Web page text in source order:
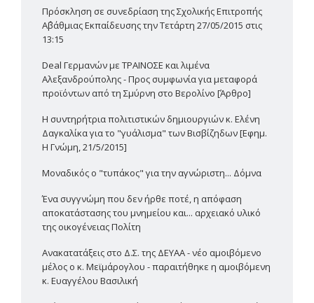
Πρόσκληση σε συνεδρίαση της Σχολικής Επιτροπής
Α΄βάθμιας Εκπαίδευσης την Τετάρτη 27/05/2015 στις
13:15
Deal Γερμανών με ΤΡΑΙΝΟΣΕ και λιμένα
Αλεξανδρούπολης - Προς συμφωνία για μεταφορά
προϊόντων από τη Σμύρνη στο Βερολίνο [Άρθρο]
Η συντηρήτρια πολιτιστικών δημιουργιών κ. Ελένη
Δαγκαλίκα για το "γυάλισμα" των Βισβίζηδων [Εφημ.
Η Γνώμη, 21/5/2015]
Μοναδικός ο "τυπάκος" για την αγνώριστη... Δόμνα
Ένα συγγνώμη που δεν ήρθε ποτέ, η απόφαση
αποκατάστασης του μνημείου και... αρχειακό υλικό
της οικογένειας Πολίτη
Ανακατατάξεις στο Δ.Σ. της ΔΕΥΑΑ - νέο αμοιβόμενο
μέλος ο κ. Μεϊμάρογλου - παραιτήθηκε η αμοιβόμενη
κ. Ευαγγέλου Βασιλική